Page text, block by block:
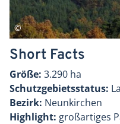
Short Facts
Größe: 3.290 ha
Schutzgebietsstatus:
Bezirk: Neunkirchen
Highlight: großartiges